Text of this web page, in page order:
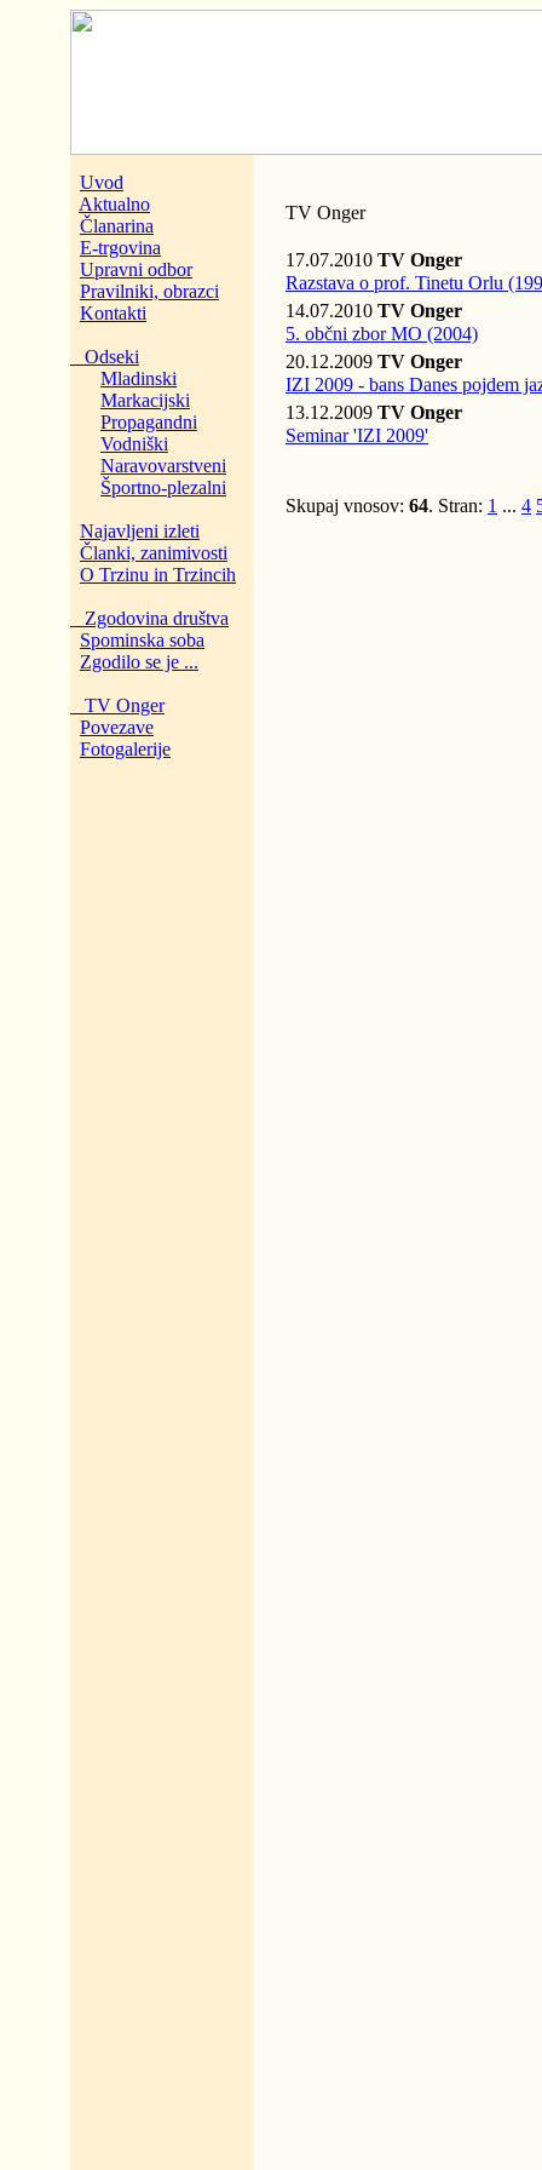
Uvod
Aktualno
Članarina
E-trgovina
Upravni odbor
Pravilniki, obrazci
Kontakti
Odseki
Mladinski
Markacijski
Propagandni
Vodniški
Naravovarstveni
Športno-plezalni
Najavljeni izleti
Članki, zanimivosti
O Trzinu in Trzincih
Zgodovina društva
Spominska soba
Zgodilo se je ...
TV Onger
Povezave
Fotogalerije
TV Onger
17.07.2010 TV Onger
Razstava o prof. Tinetu Orlu
14.07.2010 TV Onger
5. občni zbor MO (2004)
20.12.2009 TV Onger
IZI 2009 - bans Danes pojdem
13.12.2009 TV Onger
Seminar 'IZI 2009'
Skupaj vnosov: 64. Stran: 1 ... 4